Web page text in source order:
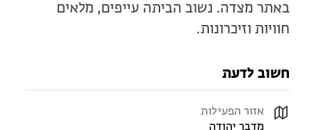
באתר מצדה. נשוב הביתה עייפים, מלאים
חוויות וזיכרונות.
חשוב לדעת
אזור הפעילות
מדבר יהודה